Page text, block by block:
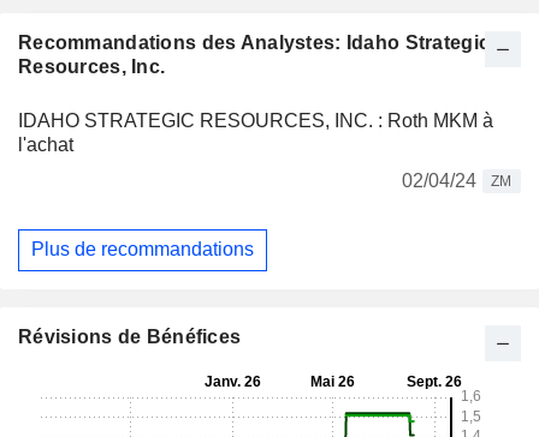
Recommandations des Analystes: Idaho Strategic
Resources, Inc.
IDAHO STRATEGIC RESOURCES, INC. : Roth MKM à
l'achat
02/04/24
ZM
Plus de recommandations
Révisions de Bénéfices